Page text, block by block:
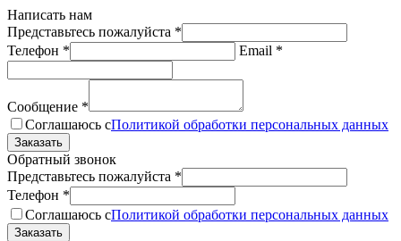
Написать нам
Представьтесь пожалуйста *
Телефон * Email *
Сообщение *
Соглашаюсь сПолитикой обработки персональных данных
Обратный звонок
Представьтесь пожалуйста *
Телефон *
Соглашаюсь сПолитикой обработки персональных данных